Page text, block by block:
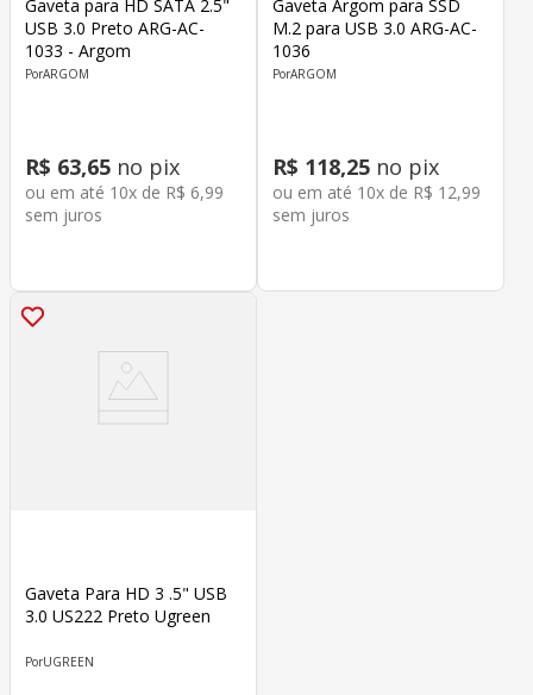
Gaveta para HD SATA 2.5"
USB 3.0 Preto ARG-AC-
1033 - Argom
ARGOM
R$ 63,65 no pix
ou em até 10x de R$ 6,99
sem juros
Gaveta Argom para SSD
M.2 para USB 3.0 ARG-AC-
1036
ARGOM
R$ 118,25 no pix
ou em até 10x de R$ 12,99
sem juros
Gaveta Para HD 3 .5" USB
3.0 US222 Preto Ugreen
UGREEN